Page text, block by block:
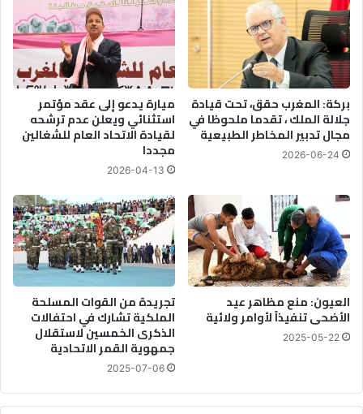
بركة: المغرب حقق، تحت قيادة
جلالة الملك ، تقدما ملحوظا في
مجال تدبير المخاطر الطبيعية
2026-06-24
ميارة يدعو إلى عقد مؤتمر
استثنائي ويعلن عدم ترشحه
لقيادة الاتحاد العام للشغالين
مجددا
2026-04-13
العيون: منع مظاهر عيد
الأضحى تنفيذاً لأوامر ولائية
2025-05-22
تجريدة من القوات المسلحة
الملكية تشارك في احتفالات
الذكرى الخمسين لاستقلال
جمهوية القمر الاتحادية
2025-07-06